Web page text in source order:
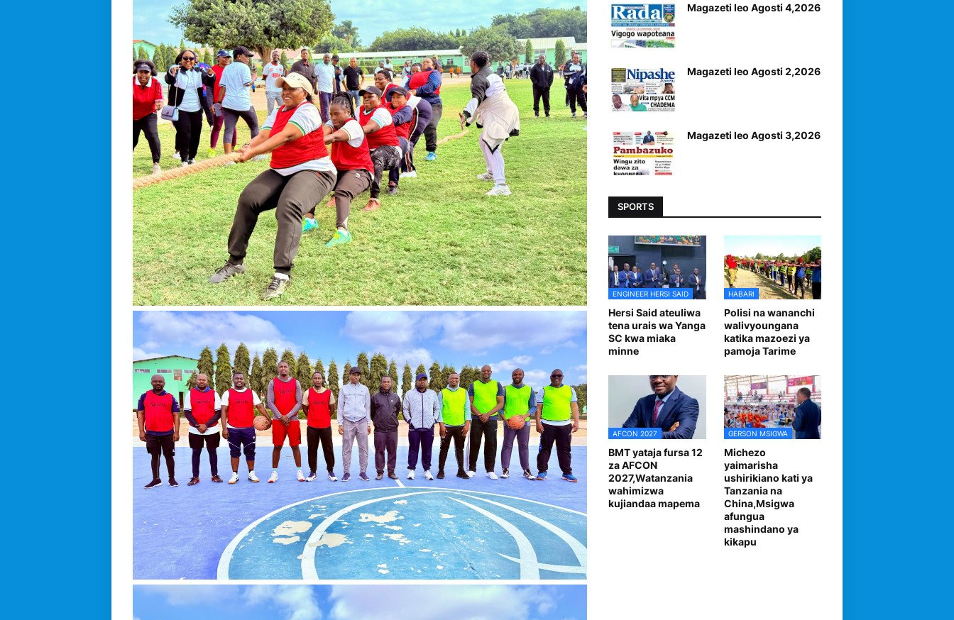
Magazeti leo Agosti 4,2026
Magazeti leo Agosti 2,2026
Magazeti leo Agosti 3,2026
SPORTS
ENGINEER HERSI SAID
Hersi Said ateuliwa
tena urais wa Yanga
SC kwa miaka
minne
HABARI
Polisi na wananchi
walivyoungana
katika mazoezi ya
pamoja Tarime
AFCON 2027
BMT yataja fursa 12
za AFCON
2027,Watanzania
wahimizwa
kujiandaa mapema
GERSON MSIGWA
Michezo
yaimarisha
ushirikiano kati ya
Tanzania na
China,Msigwa
afungua
mashindano ya
kikapu